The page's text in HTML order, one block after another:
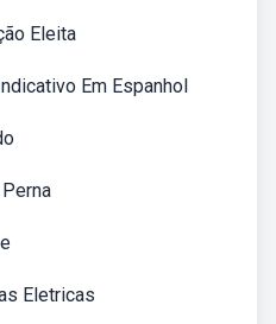
Eleita
Em Espanhol
Eletricas